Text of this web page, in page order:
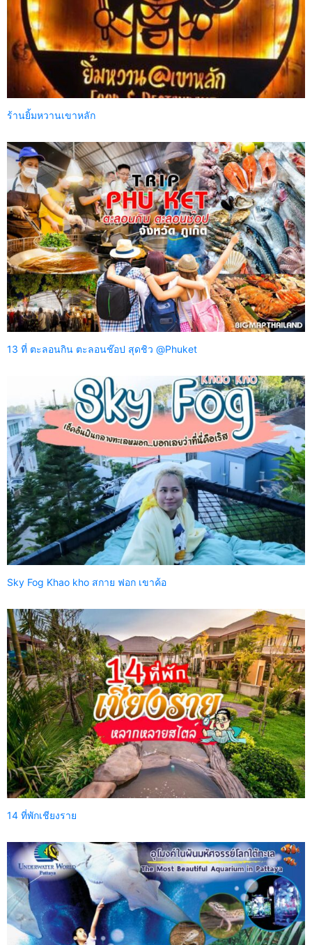
ร้านยิ้มหวานเขาหลัก
13 ที่ ตะลอนกิน ตะลอนช๊อป สุดชิว @Phuket
Sky Fog Khao kho สกาย ฟอก เขาค้อ
14 ที่พักเชียงราย